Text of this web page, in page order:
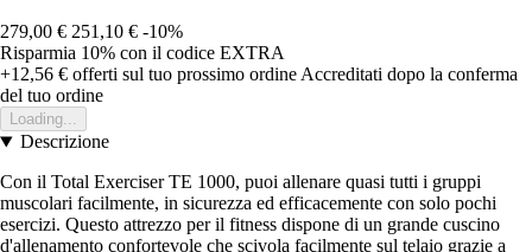
279,00 € 251,10 € -10%
Risparmia 10% con il codice EXTRA
+12,56 € offerti sul tuo prossimo ordine Accreditati dopo la conferma
del tuo ordine
Loading...
Descrizione
Con il Total Exerciser TE 1000, puoi allenare quasi tutti i gruppi
muscolari facilmente, in sicurezza ed efficacemente con solo pochi
esercizi. Questo attrezzo per il fitness dispone di un grande cuscino
d'allenamento confortevole che scivola facilmente sul telaio grazie a